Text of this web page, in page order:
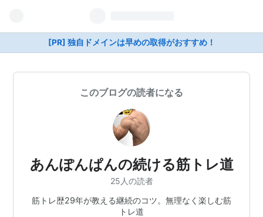
[PR] 独自ドメインは早めの取得がおすすめ！
このブログの読者になる
あんぽんぱんの続ける筋トレ道
25人の読者
筋トレ歴29年が教える継続のコツ。無理なく楽しむ筋
トレ道